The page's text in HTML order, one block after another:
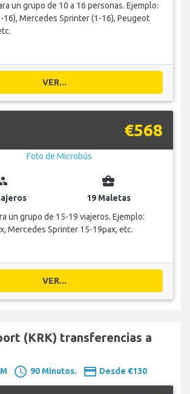
un grupo de 10 a 16 personas. Ejemplo:
16), Mercedes Sprinter (1-16), Peugeot
VER...
€568
business_center
19 Maletas
un grupo de 15-19 viajeros. Ejemplo:
Mercedes Sprinter 15-19pax, etc.
VER...
(KRK) transferencias a
schedule 90 Minutos. payment Desde €130